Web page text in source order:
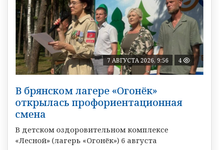
7 АВГУСТА 2026, 9:56 4
В брянском лагере «Огонёк»
открылась профориентационная
смена
В детском оздоровительном комплексе
«Лесной» (лагерь «Огонёк») 6 августа